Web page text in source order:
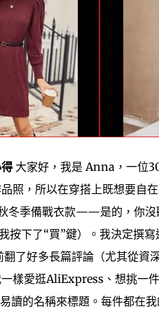
大家好，我是 Anna，一位
照，所以在穿搭上既想要自
冬季備戰衣款——是的，你沒
按下了“買”鍵）。我決定撰
了好多長篇評論（尤其從資
樣愛逛AliExpress、想挑一件
讀的名稱來標題。每件都在